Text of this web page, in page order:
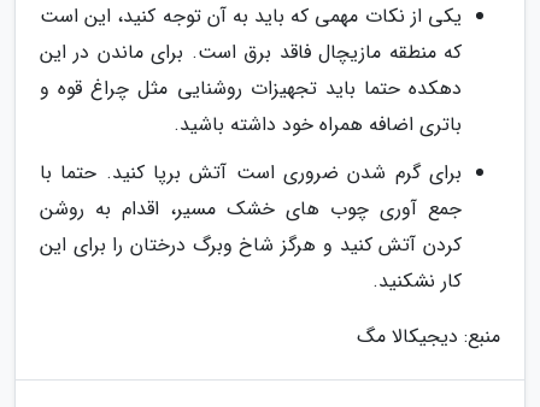
یکی از نکات مهمی که باید به آن توجه کنید، این است
که منطقه مازیچال فاقد برق است. برای ماندن در این
دهکده حتما باید تجهیزات روشنایی مثل چراغ قوه و
باتری اضافه همراه خود داشته باشید.
برای گرم شدن ضروری است آتش برپا کنید. حتما با
جمع آوری چوب های خشک مسیر، اقدام به روشن
کردن آتش کنید و هرگز شاخ وبرگ درختان را برای این
کار نشکنید.
منبع: دیجیکالا مگ